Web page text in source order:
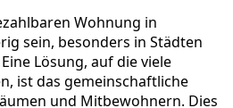
Wohnung in
sein, besonders in Städten
Lösung, auf die viele
ist das gemeinschaftliche
und Mitbewohnern. Dies